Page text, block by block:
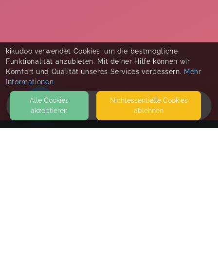
HOME
kikudoo verwendet Cookies, um die bestmögliche
Funktionalität anzubieten. Mit deiner Hilfe können wir
Komfort und Qualität unseres Services verbessern. Mehr
Informationen
Alle Cookies
akzeptieren
Nicht­essentielle Cookies
ablehnen